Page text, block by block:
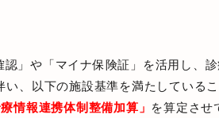
」や「マイナ保険証」を活用し、
い、以下の施設基準を満たしているこ
情報連携体制整備加算」 を算定させ